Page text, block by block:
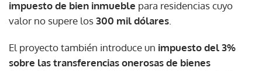
impuesto de bien inmueble para residencias cuyo
valor no supere los300 mil dólares
El proyecto también introduce un impuesto del 3%
sobre las transferencias onerosas de bienes